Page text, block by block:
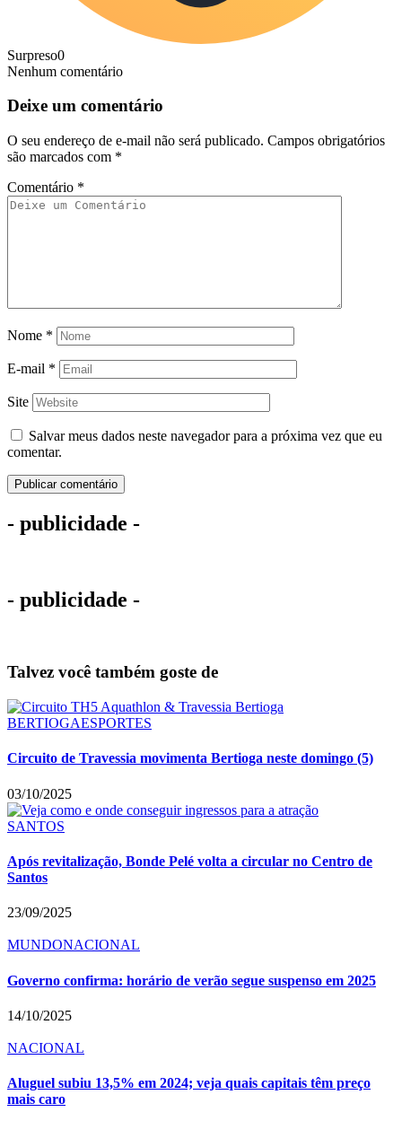
Surpreso0
Nenhum comentário
Deixe um comentário
O seu endereço de e-mail não será publicado. Campos obrigatórios
são marcados com *
Comentário *
Nome *
E-mail *
Site
Salvar meus dados neste navegador para a próxima vez que eu
comentar.
- publicidade -
- publicidade -
Talvez você também goste de
BERTIOGAESPORTES
Circuito de Travessia movimenta Bertioga neste domingo (5)
03/10/2025
SANTOS
Após revitalização, Bonde Pelé volta a circular no Centro de
Santos
23/09/2025
MUNDONACIONAL
Governo confirma: horário de verão segue suspenso em 2025
14/10/2025
NACIONAL
Aluguel subiu 13,5% em 2024; veja quais capitais têm preço
mais caro